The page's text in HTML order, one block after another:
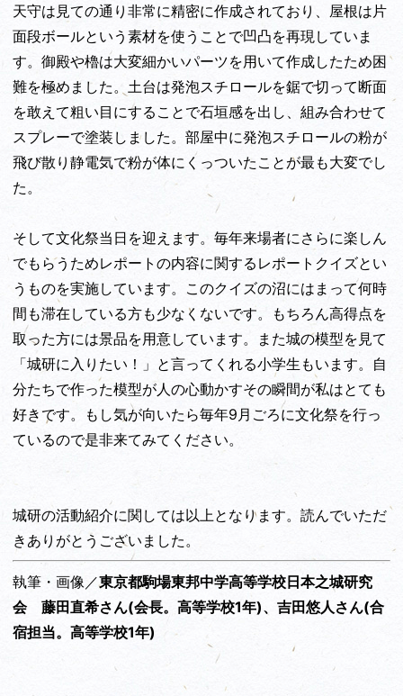
天守は見ての通り非常に精密に作成されており、屋根は片
面段ボールという素材を使うことで凹凸を再現していま
す。御殿や櫓は大変細かいパーツを用いて作成したため困
難を極めました。土台は発泡スチロールを鋸で切って断面
を敢えて粗い目にすることで石垣感を出し、組み合わせて
スプレーで塗装しました。部屋中に発泡スチロールの粉が
飛び散り静電気で粉が体にくっついたことが最も大変でし
た。
そして文化祭当日を迎えます。毎年来場者にさらに楽しん
でもらうためレポートの内容に関するレポートクイズとい
うものを実施しています。このクイズの沼にはまって何時
間も滞在している方も少なくないです。もちろん高得点を
取った方には景品を用意しています。また城の模型を見て
「城研に入りたい！」と言ってくれる小学生もいます。自
分たちで作った模型が人の心動かすその瞬間が私はとても
好きです。もし気が向いたら毎年9月ごろに文化祭を行っ
ているので是非来てみてください。
城研の活動紹介に関しては以上となります。読んでいただ
きありがとうございました。
執筆・画像／東京都駒場東邦中学高等学校日本之城研究
会 藤田直希さん(会長。高等学校1年)、吉田悠人さん(合
宿担当。高等学校1年)